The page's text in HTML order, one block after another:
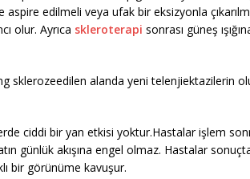
edilmeli veya ufak bir eksizyonla
olur. Ayrıca skleroterapi sonrası güneş
sklerozeedilen alanda yeni telenjiektazilerin
ciddi bir yan etkisi yoktur.Hastalar işlem
günlük akışına engel olmaz. Hastalar
bir görünüme kavuşur.